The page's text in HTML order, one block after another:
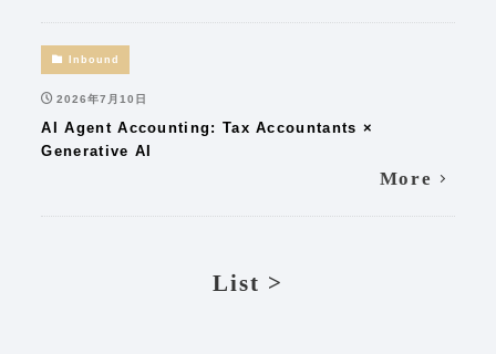
Inbound
2026年7月10日
AI Agent Accounting: Tax Accountants ×
Generative AI
More
List >